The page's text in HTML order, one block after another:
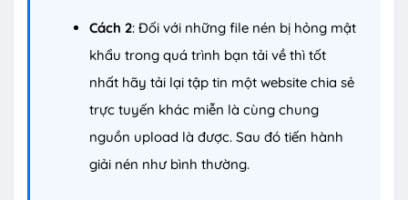
Cách 2: Đối với những file nén bị hỏng mật
khẩu trong quá trình bạn tải về thì tốt
nhất hãy tải lại tập tin một website chia sẻ
trực tuyến khác miễn là cùng chung
nguồn upload là được. Sau đó tiến hành
giải nén như bình thường.